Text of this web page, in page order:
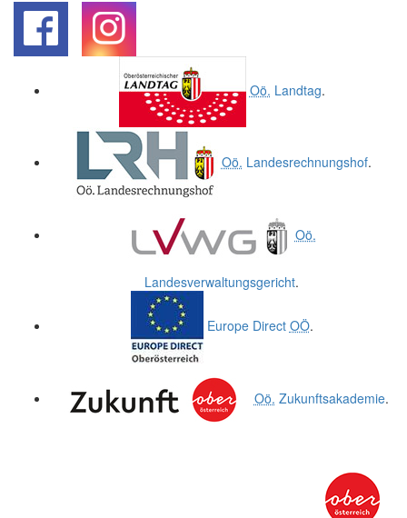
Oö. Landtag.
Oö. Landesrechnungshof.
Oö.
Landesverwaltungsgericht.
EuropeDirect OÖ.
Oö. Zukunftsakademie.